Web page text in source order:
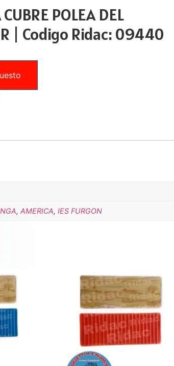
POLEA DEL
| Codigo Ridac: 09440
, AMERICA, IES FURGON